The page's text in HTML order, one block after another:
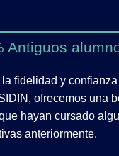
Antiguos
fidelidad y
ofrecemos una
hayan cursado
anteriormente.